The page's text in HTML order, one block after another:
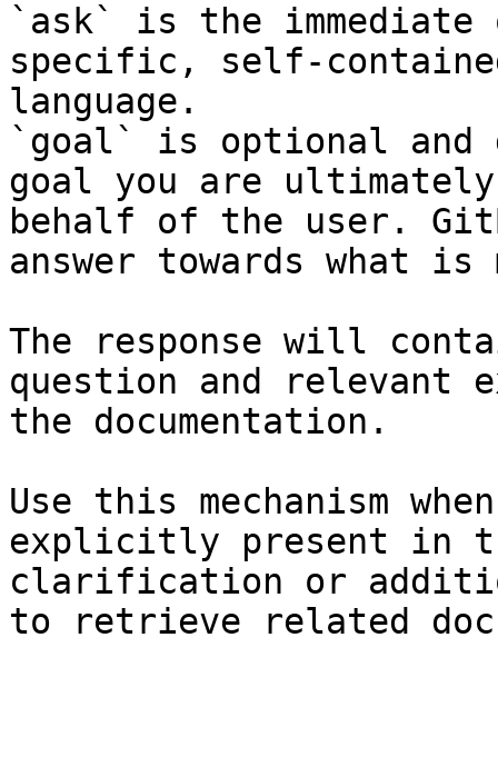
`ask` is the
specific, self-
language.
`goal` is optional and
goal you are
behalf of the user.
answer towards what
The response will
question and relevant
the documentation.
Use this mechanism
explicitly present in
clarification or